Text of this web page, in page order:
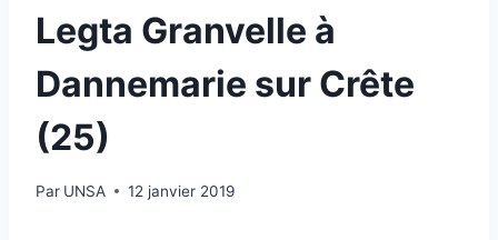
Legta Granvelle à
Dannemarie sur Crête
(25)
Par UNSA 12 janvier 2019